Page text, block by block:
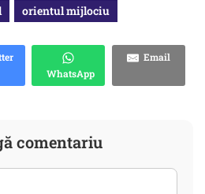
orientul mijlociu
WhatsApp
Email
comentariu